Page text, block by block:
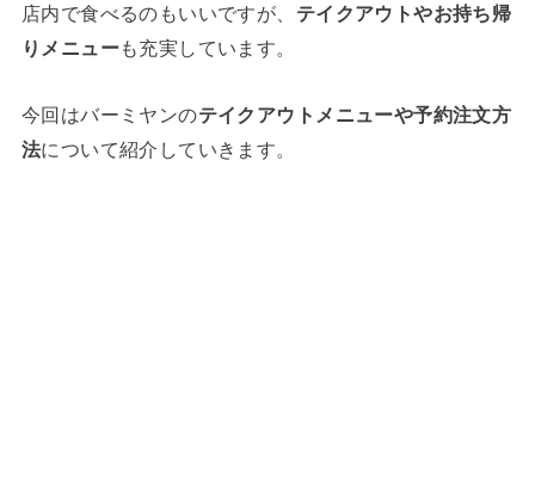
店内で食べるのもいいですが、 テイクアウトやお持ち帰
りメニューも充実しています。
今回はバーミヤンのテイクアウトメニューや予約注文方
法について紹介していきます。